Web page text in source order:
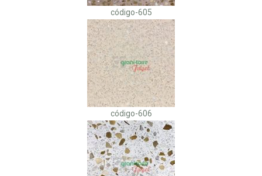
código-605
código-606